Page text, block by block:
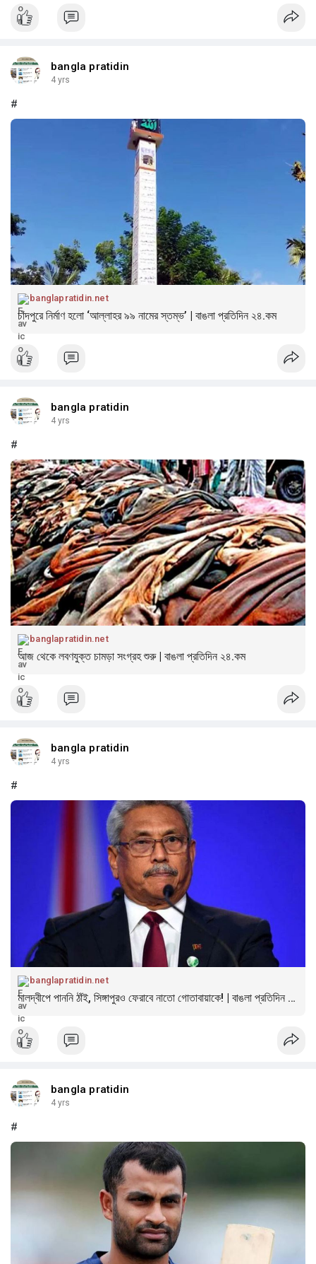
bangla pratidin
4 yrs
#
banglapratidin.net
চাঁদপুরে নির্মাণ হলো ‘আল্লাহর ৯৯ নামের স্তম্ভ’ | বাঙলা প্রতিদিন ২৪.কম
bangla pratidin
4 yrs
#
banglapratidin.net
আজ থেকে লবণযুক্ত চামড়া সংগ্রহ শুরু | বাঙলা প্রতিদিন ২৪.কম
bangla pratidin
4 yrs
#
banglapratidin.net
মালদ্বীপে পাননি ঠাঁই, সিঙ্গাপুরও ফেরাবে নাতো গোতাবায়াকে! | বাঙলা প্রতিদিন ২৪.কম
bangla pratidin
4 yrs
#